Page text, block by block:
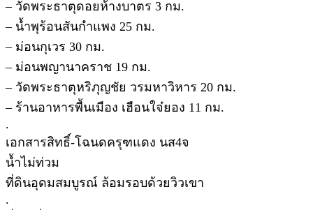
– วัดพระธาตุดอยห้างบาตร 3 กม.
– น้ำพุร้อนสันกำแพง 25 กม.
– ม่อนกุเวร 30 กม.
– ม่อนพญานาคราช 19 กม.
– วัดพระธาตุหริภุญชัย วรมหาวิหาร 20 กม.
– ร้านอาหารพื้นเมือง เฮือนใจ๋ยอง 11 กม.
.
เอกสารสิทธิ์-โฉนดครุฑแดง นส4จ
น้ำไม่ท่วม
ที่ดินอุดมสมบูรณ์ ล้อมรอบด้วยวิวเขา
.